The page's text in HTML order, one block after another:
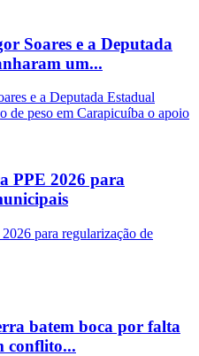
Soares e a Deputada
um...
PPE 2026 para
batem boca por falta
conflito...